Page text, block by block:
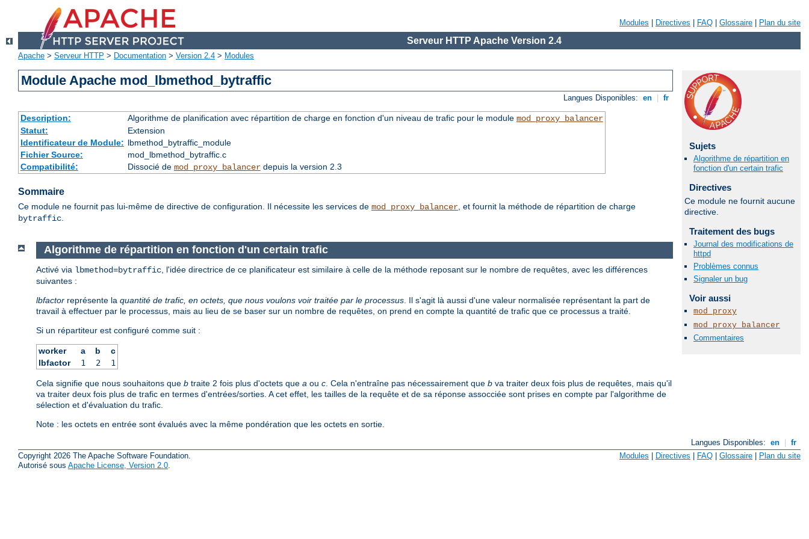
Modules Directives FAQ Glossaire Plan du site
Serveur HTTP Apache Version 2.4
Apache > Serveur HTTP > Documentation > Version 2.4 > Modules
Module Apache mod_lbmethod_bytraffic
Langues Disponibles: en fr
Description: Algorithme de planification avec répartition de charge en fonction d'un niveau de trafic pour le module mod_proxy_balancer
Statut:
Extension
Identificateur de Module: lbmethod_bytraffic_module
Fichier Source:
mod_lbmethod_bytraffic.c
Compatibilité:
Dissocié de mod_proxy_balancerdepuis la version 2.3
Sommaire
Ce module ne fournit pas lui-même de directive de configuration. Il nécessite les services de mod_proxy_balancer, et fournit la méthode de répartition de charge
bytraffic.
Sujets
Algorithme de répartition en
fonction d'un certain trafic
Directives
Ce module ne fournit aucune
directive.
Traitement des bugs
Journal des modifications de
httpd
Problèmes connus
Signaler un bug
Voir aussi
mod_proxy
mod_proxy_balancer
Commentaires
Algorithme de répartition en fonction d'un certain trafic
Activé via lbmethod=bytraffic , l'idée directrice de ce planificateur est similaire à celle de la méthode reposant sur le nombre de requêtes, avec les différences
suivantes :
lbfactor représente la quantité de trafic, en octets, que nous voulons voir traitée par le processus . Il s'agit là aussi d'une valeur normalisée représentant la part de
travail à effectuer par le processus, mais au lieu de se baser sur un nombre de requêtes, on prend en compte la quantité de trafic que ce processus a traité.
Si un répartiteur est configuré comme suit :
worker a b
c
lbfactor
1 2 1
Cela signifie que nous souhaitons que b traite 2 fois plus d'octets que a ou c . Cela n'entraîne pas nécessairement que b va traiter deux fois plus de requêtes, mais qu'il
va traiter deux fois plus de trafic en termes d'entrées/sorties. A cet effet, les tailles de la requête et de sa réponse assocciée sont prises en compte par l'algorithme de
sélection et d'évaluation du trafic.
Note : les octets en entrée sont évalués avec la même pondération que les octets en sortie.
Langues Disponibles: en
fr
Copyright 2026 The Apache Software Foundation.
Autorisé sous Apache License, Version 2.0.
Modules Directives FAQ Glossaire Plan du site